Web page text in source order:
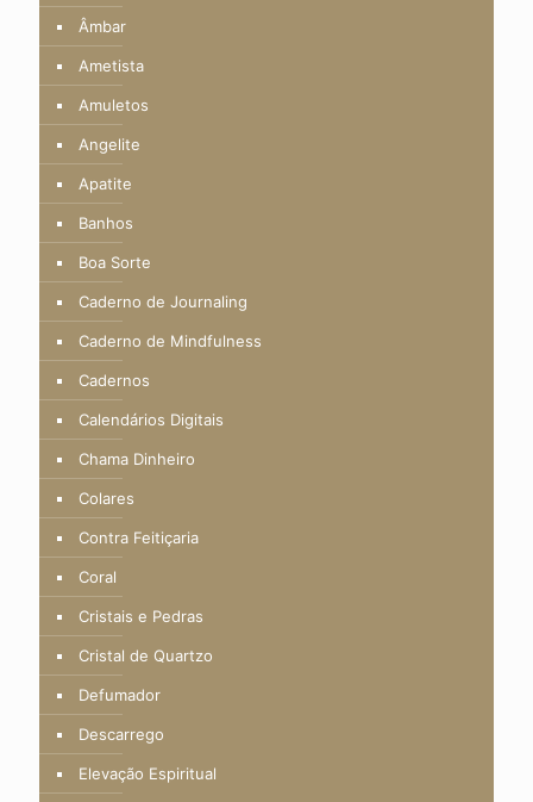
Âmbar
Ametista
Amuletos
Angelite
Apatite
Banhos
Boa Sorte
Caderno de Journaling
Caderno de Mindfulness
Cadernos
Calendários Digitais
Chama Dinheiro
Colares
Contra Feitiçaria
Coral
Cristais e Pedras
Cristal de Quartzo
Defumador
Descarrego
Elevação Espiritual